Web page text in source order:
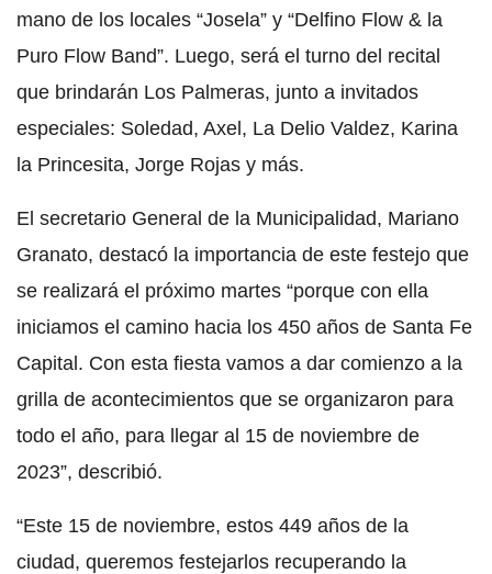
mano de los locales “Josela” y “Delfino Flow & la
Puro Flow Band”. Luego, será el turno del recital
que brindarán Los Palmeras, junto a invitados
especiales: Soledad, Axel, La Delio Valdez, Karina
la Princesita, Jorge Rojas y más.
El secretario General de la Municipalidad, Mariano
Granato, destacó la importancia de este festejo que
se realizará el próximo martes “porque con ella
iniciamos el camino hacia los 450 años de Santa Fe
Capital. Con esta fiesta vamos a dar comienzo a la
grilla de acontecimientos que se organizaron para
todo el año, para llegar al 15 de noviembre de
2023”, describió.
“Este 15 de noviembre, estos 449 años de la
ciudad, queremos festejarlos recuperando la